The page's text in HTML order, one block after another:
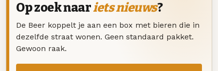
Op zoek naariets nieuws?
De Beer koppelt je aan een box met bieren die in
dezelfde straat wonen. Geen standaard pakket.
Gewoon raak.